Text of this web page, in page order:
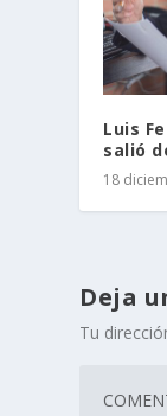
Luis
salió
18
Deja
Tu